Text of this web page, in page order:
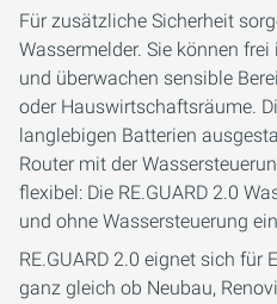
Für zusätzliche Sicherheit
Wassermelder. Sie können
und überwachen sensible
oder Hauswirtschaftsräume.
langlebigen Batterien
Router mit der
flexibel: Die RE.GUARD 2.0
und ohne Wassersteuerung
RE.GUARD 2.0 eignet sich
ganz gleich ob Neubau,